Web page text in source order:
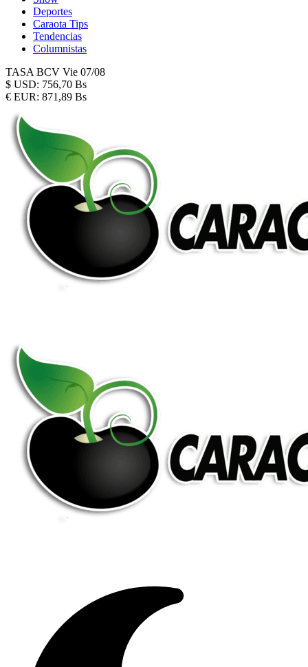
Deportes
Caraota Tips
Tendencias
Columnistas
TASA BCV Vie 07/08
$ USD: 756,70 Bs
€ EUR: 871,89 Bs